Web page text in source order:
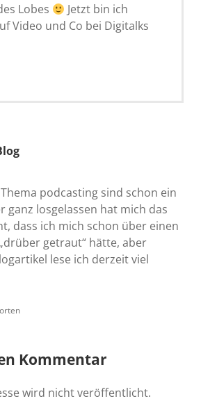
Lobes
Jetzt bin ich
Video und Co bei Digitalks
podcasting sind schon ein
ganz losgelassen hat mich das
dass ich mich schon über einen
getraut“ hätte, aber
lese ich derzeit viel
Kommentar
wird nicht veröffentlicht.